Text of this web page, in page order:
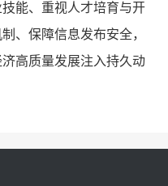
能、重视人才培育与开
、保障信息发布安全，
高质量发展注入持久动